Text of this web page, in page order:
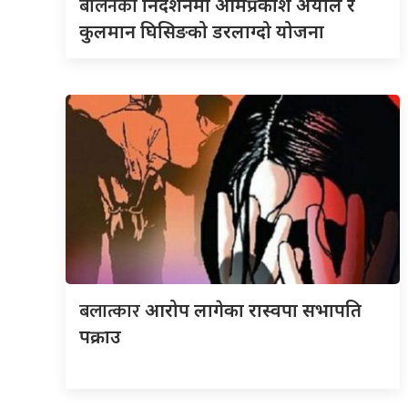
बालेनकोनिर्देशनमा ओमप्रकाश अर्याल र
कुलमान घिसिङको डरलाग्दो योजना
बलात्कारआरोप लागेका रास्वपा सभापति
पक्राउ